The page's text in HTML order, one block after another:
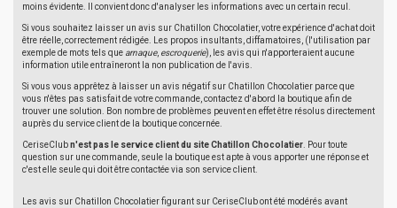
moins évidente. Il convient donc d'analyser les informations avec un certain recul.
Si vous souhaitez laisser un avis sur Chatillon Chocolatier, votre expérience d'achat doit
être réelle, correctement rédigée. Les propos insultants, diffamatoires, (l'utilisation par
exemple de mots tels que arnaque, escroquerie), les avis qui n'apporteraient aucune
information utile entraîneront la non publication de l'avis.
Si vous vous apprêtez à laisser un avis négatif sur Chatillon Chocolatier parce que
vous n'êtes pas satisfait de votre commande, contactez d'abord la boutique afin de
trouver une solution. Bon nombre de problèmes peuvent en effet être résolus directement
auprès du service client de la boutique concernée.
CeriseClubn'est pas le service client du site Chatillon Chocolatier . Pour toute
question sur une commande, seule la boutique est apte à vous apporter une réponse et
c'est elle seule qui doit être contactée via son service client.
Les avis sur Chatillon Chocolatier figurant sur CeriseClub ont été modérés avant